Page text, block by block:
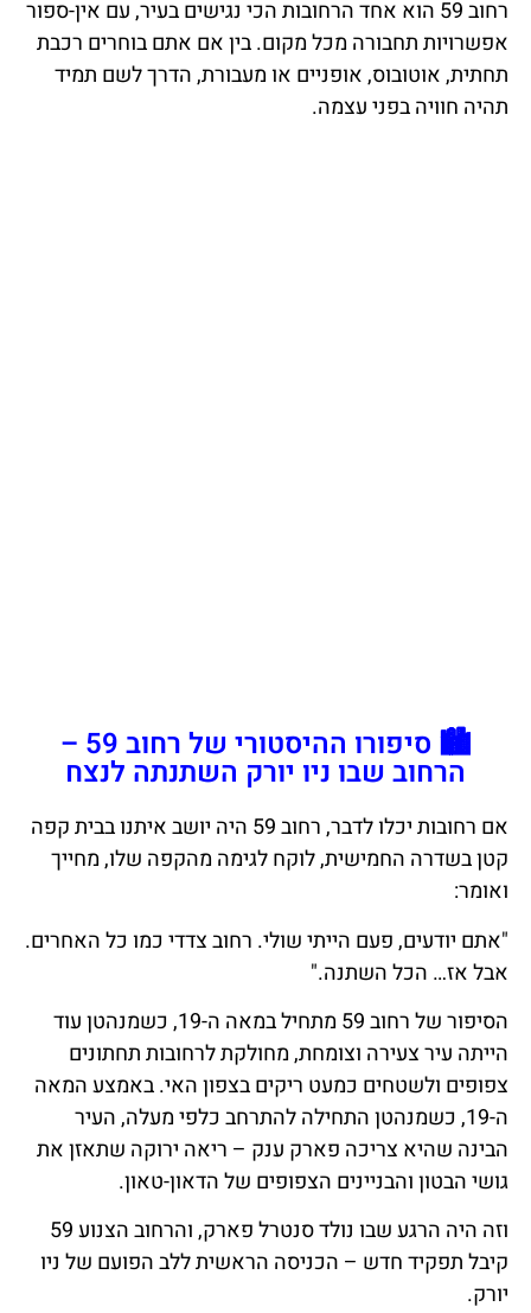
רחוב 59 הוא אחד הרחובות הכי נגישים בעיר, עם אין-ספור
אפשרויות תחבורה מכל מקום. בין אם אתם בוחרים רכבת
תחתית, אוטובוס, אופניים או מעבורת, הדרך לשם תמיד
תהיה חוויה בפני עצמה.
🏙️ סיפורו ההיסטורי של רחוב 59 –
הרחוב שבו ניו יורק השתנתה לנצח
אם רחובות יכלו לדבר, רחוב 59 היה יושב איתנו בבית קפה
קטן בשדרה החמישית, לוקח לגימה מהקפה שלו, מחייך
ואומר:
"אתם יודעים, פעם הייתי שולי. רחוב צדדי כמו כל האחרים.
אבל אז… הכל השתנה."
הסיפור של רחוב 59 מתחיל במאה ה-19, כשמנהטן עוד
הייתה עיר צעירה וצומחת, מחולקת לרחובות תחתונים
צפופים ולשטחים כמעט ריקים בצפון האי. באמצע המאה
ה-19, כשמנהטן התחילה להתרחב כלפי מעלה, העיר
הבינה שהיא צריכה פארק ענק – ריאה ירוקה שתאזן את
גושי הבטון והבניינים הצפופים של הדאון-טאון.
וזה היה הרגע שבו נולד סנטרל פארק, והרחוב הצנוע 59
קיבל תפקיד חדש – הכניסה הראשית ללב הפועם של ניו
יורק.